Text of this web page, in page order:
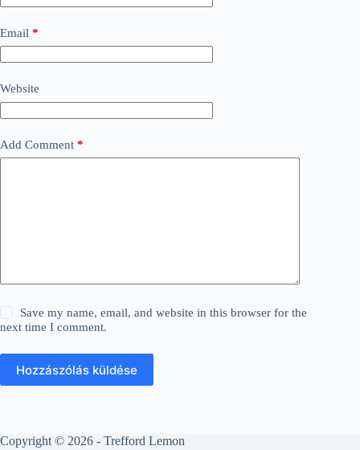
Email *
Website
Add Comment *
Save my name, email, and website in this browser for the
next time I comment.
Hozzászólás küldése
Copyright © 2026 - Trefford Lemon